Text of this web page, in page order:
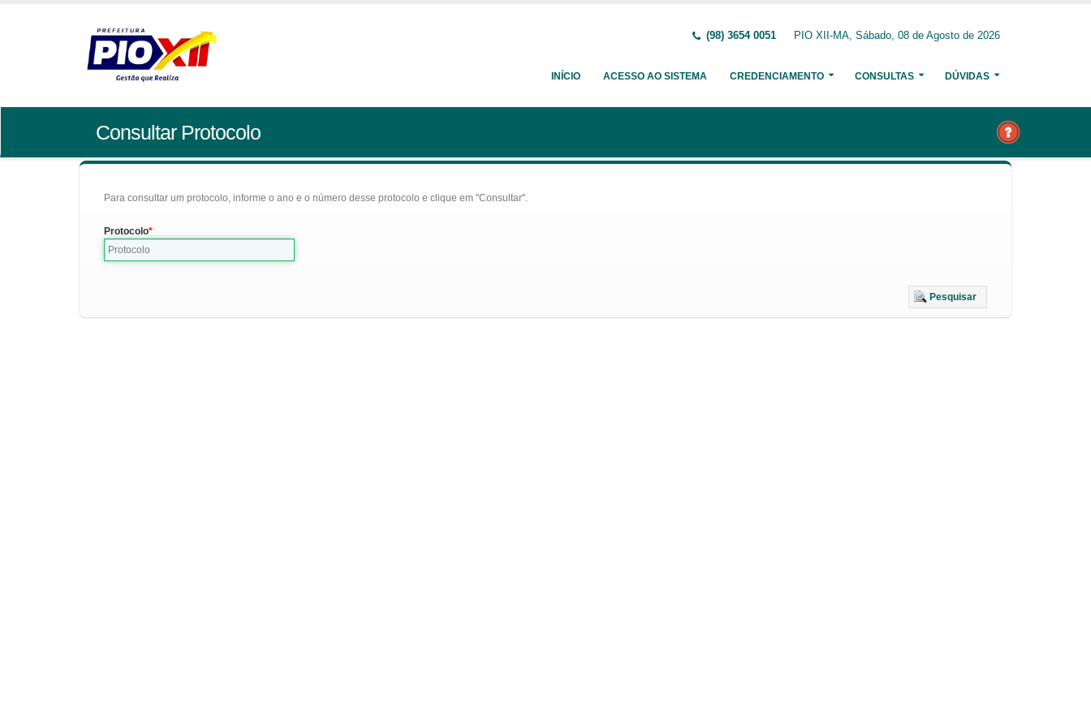
(98) 3654 0051 PIO XII-MA, Sábado, 08 de Agosto de 2026
INÍCIO ACESSO AO SISTEMA CREDENCIAMENTO CONSULTAS DÚVIDAS
Consultar Protocolo
Para consultar um protocolo, informe o ano e o número desse protocolo e clique em "Consultar".
Protocolo
Pesquisar